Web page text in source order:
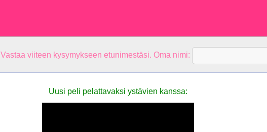
Vastaa viiteen kysymykseen etunimestäsi. Oma nimi:
Uusi peli pelattavaksi ystävien kanssa: